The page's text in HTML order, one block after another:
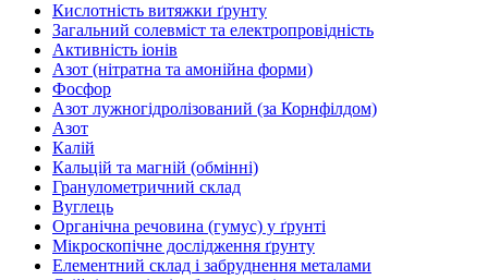
Кислотність витяжки ґрунту
Загальний солевміст та електропровідність
Активність іонів
Азот (нітратна та амонійна форми)
Фосфор
Азот лужногідролізований (за Корнфілдом)
Азот
Калій
Кальцій та магній (обмінні)
Гранулометричний склад
Вуглець
Органічна речовина (гумус) у ґрунті
Мікроскопічне дослідження ґрунту
Елементний склад і забруднення металами